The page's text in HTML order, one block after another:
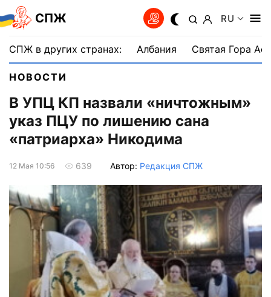
СПЖ RU
СПЖ в других странах: Албания Святая Гора
НОВОСТИ
В УПЦ КП назвали «ничтожным»
указ ПЦУ по лишению сана
«патриарха» Никодима
12 Мая 10:56 639 Автор: Редакция СПЖ